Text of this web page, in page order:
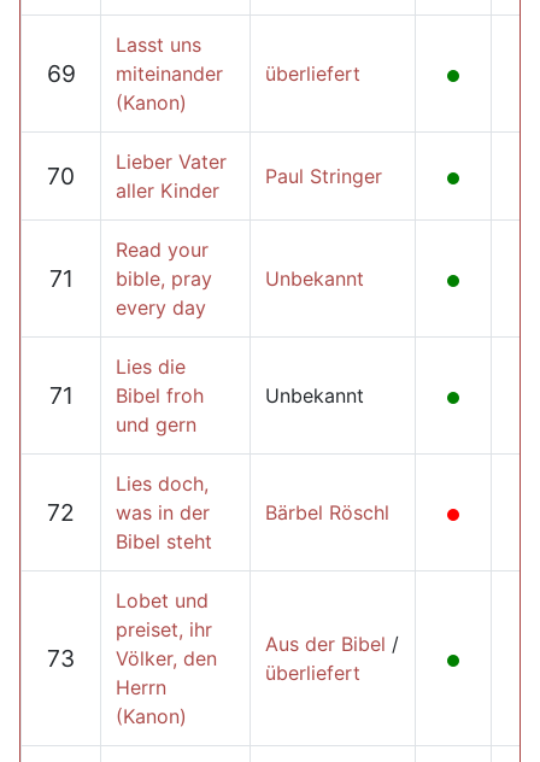
69
Lasst uns
miteinander
(Kanon)
überliefert
70
Lieber Vater
aller Kinder
Paul Stringer
71
Read your
bible, pray
every day
Unbekannt
71
Lies die
Bibel froh
und gern
Unbekannt
72
Lies doch,
was in der
Bibel steht
Bärbel Röschl
73
Lobet und
preiset, ihr
Völker, den
Herrn
(Kanon)
Aus der Bibel /
überliefert